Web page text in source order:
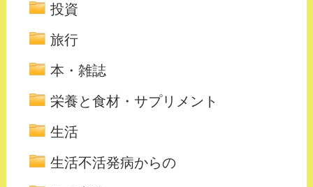
投資
旅行
本・雑誌
栄養と食材・サプリメント
生活
生活不活発病からの